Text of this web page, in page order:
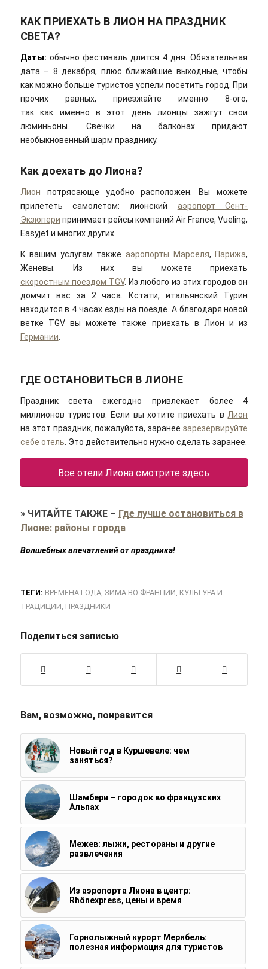
КАК ПРИЕХАТЬ В ЛИОН НА ПРАЗДНИК
СВЕТА?
Даты: обычно фестиваль длится 4 дня. Обязательная
дата – 8 декабря, плюс ближайшие выходные, чтобы
как можно больше туристов успели посетить город. При
прочих равных, приезжайте именно 8-ого,
так как именно в этот день лионцы зажгут свои
люминьоны. Свечки на балконах придают
необыкновенный шарм празднику.
Как доехать до Лиона?
Лион потрясающе удобно расположен. Вы можете
прилететь самолетом: лионский аэропорт Сент-
Экзюпери принимает рейсы компаний Air France, Vueling,
Easyjet и многих других.
К вашим услугам такжеаэропорты Марселя, Парижа,
Женевы. Из них вы можете приехать
скоростным поездом TGV. Из любого из этих городов он
домчит вас за 2 часа. Кстати, итальянский Турин
находится в 4 часах езды на поезде. А благодаря новой
ветке TGV вы можете также приехать в Лион и из
Германии
ГДЕ ОСТАНОВИТЬСЯ В ЛИОНЕ
Праздник света ежегодно привлекает более 4
миллионов туристов. Если вы хотите приехать в Лион
на этот праздник, пожалуйста, заранеезарезервируйте
себе отель . Это действительно нужно сделать заранее.
Все отели Лиона смотрите здесь
» ЧИТАЙТЕ ТАКЖЕ– Где лучше остановиться в
Лионе: районы города
Волшебных впечатлений от праздника!
ТЕГИ: ВРЕМЕНА ГОДА, ЗИМА ВО ФРАНЦИИ КУЛЬТУРА И
ТРАДИЦИИ ПРАЗДНИКИ
Поделиться записью
Вам, возможно, понравится
Новый год в Куршевеле: чем
заняться?
Шамбери – городок во французских
Альпах
Межев: лыжи, рестораны и другие
развлечения
Из аэропорта Лиона в центр:
Rhônexpress, цены и время
Горнолыжный курорт Мерибель:
полезная информация для туристов